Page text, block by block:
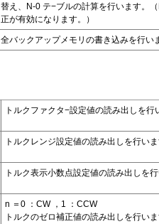
替え、N-0 テ−ブルの計算を行います。
正が有効になります。）
全バックアップメモリの書き込みを行い
トルクファクタ−設定値の読み出しを行
トルクレンジ設定値の読み出しを行いま
トルク表示小数点設定値の読み出しを行
n ＝0 ：CW ，1 ：CCW
トルクのゼロ補正値の読み出しを行いま